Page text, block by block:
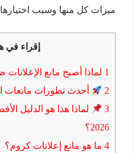
ميزات كل منها وسبب
إقراء في
1 لماذا أصبح مانع الإعلانات
2
أحدث تطورات مانعات
3
لماذا هذا هو الدليل
2026؟
4 ما هو مانع إعلانات كروم؟